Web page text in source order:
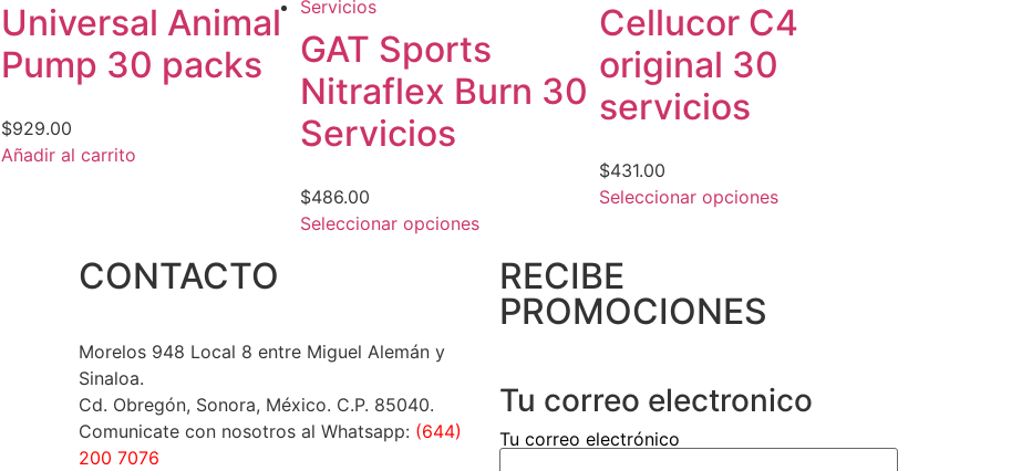
Universal Animal
Pump 30 packs
$929.00
Añadir al carrito
GAT Sports
Nitraflex Burn 30
Servicios
$486.00
Seleccionar opciones
Cellucor C4
original 30
servicios
$431.00
Seleccionar opciones
CONTACTO
Morelos 948 Local 8 entre Miguel Alemán y
Sinaloa.
Cd. Obregón, Sonora, México. C.P. 85040.
Comunicate con nosotros al Whatsapp: (644)
200 7076
RECIBE
PROMOCIONES
Tu correo electronico
Tu correo electrónico